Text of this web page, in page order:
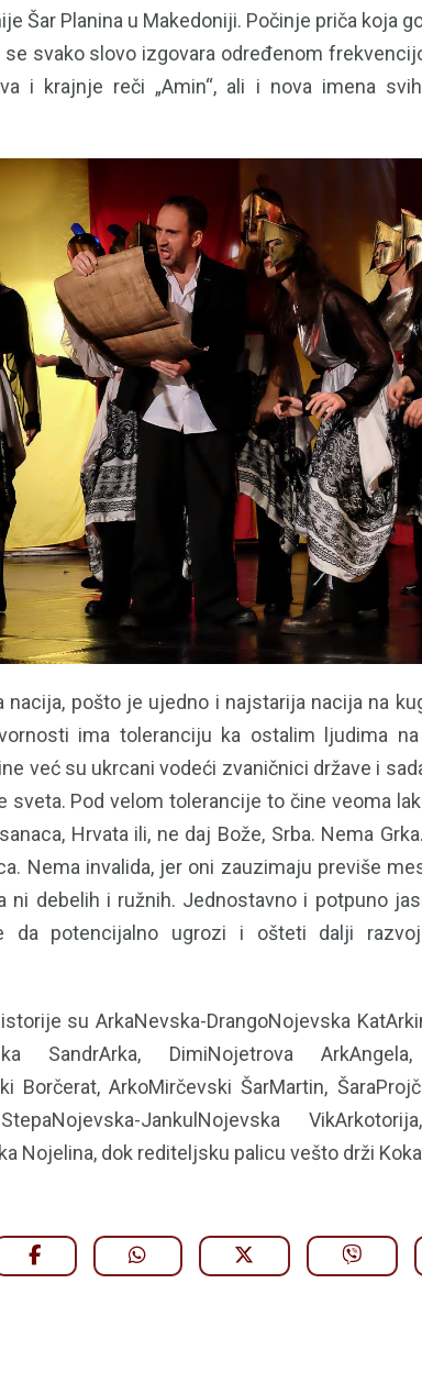
Šar Planina u Makedoniji. Počinje priča koja
se svako slovo izgovara određenom
i krajnje reči „Amin“, ali i nova imena
nacija, pošto je ujedno i najstarija nacija na
ima toleranciju ka ostalim ljudima
već su ukrcani vodeći zvaničnici države i
sveta. Pod velom tolerancije to čine veoma
Hrvata ili, ne daj Bože, Srba. Nema
Nema invalida, jer oni zauzimaju previše
ni debelih i ružnih. Jednostavno i potpuno
da potencijalno ugrozi i ošteti dalji
su ArkaNevska-DrangoNojevska
SandrArka, DimiNojetrova
Borčerat, ArkoMirčevski ŠarMartin,
JankulNojevska
Nojelina, dok rediteljsku palicu vešto drži